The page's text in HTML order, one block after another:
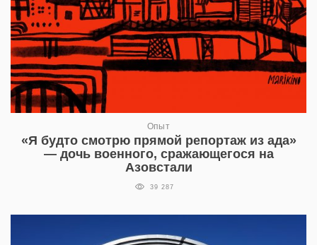
Опыт
«Я будто смотрю прямой репортаж из ада»
— дочь военного, сражающегося на
Азовстали
39 287